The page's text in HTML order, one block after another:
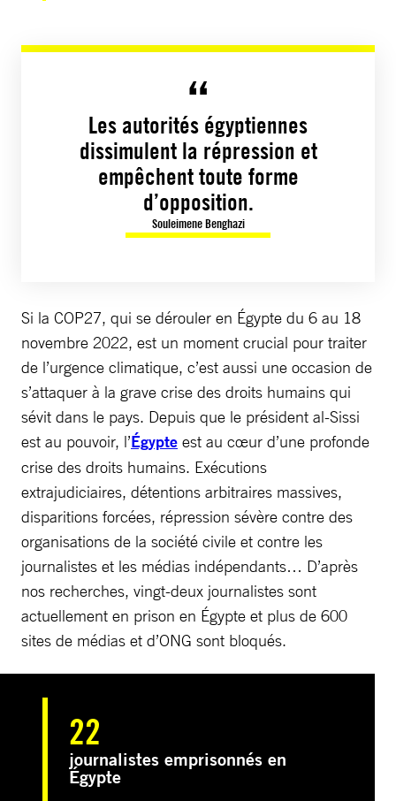
Les autorités égyptiennes
dissimulent la répression et
empêchent toute forme
d’opposition.
Souleimene Benghazi
Si la COP27, qui se dérouler en Égypte du 6 au 18
novembre 2022, est un moment crucial pour traiter
de l’urgence climatique, c’est aussi une occasion de
s’attaquer à la grave crise des droits humains qui
sévit dans le pays. Depuis que le président al-Sissi
est au pouvoir, l’Égypte est au cœur d’une profonde
crise des droits humains. Exécutions
extrajudiciaires, détentions arbitraires massives,
disparitions forcées, répression sévère contre des
organisations de la société civile et contre les
journalistes et les médias indépendants… D’après
nos recherches, vingt-deux journalistes sont
actuellement en prison en Égypte et plus de 600
sites de médias et d’ONG sont bloqués.
22
journalistes emprisonnés en
Égypte